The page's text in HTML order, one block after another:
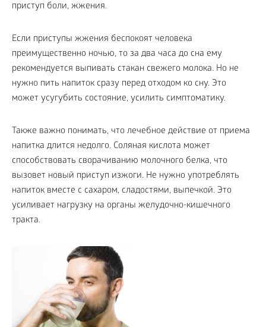
приступ боли, жжения.
Если приступы жжения беспокоят человека
преимущественно ночью, то за два часа до сна ему
рекомендуется выпивать стакан свежего молока. Но не
нужно пить напиток сразу перед отходом ко сну. Это
может усугубить состояние, усилить симптоматику.
Также важно понимать, что лечебное действие от приема
напитка длится недолго. Соляная кислота может
способствовать сворачиванию молочного белка, что
вызовет новый приступ изжоги. Не нужно употреблять
напиток вместе с сахаром, сладостями, выпечкой. Это
усиливает нагрузку на органы желудочно-кишечного
тракта.